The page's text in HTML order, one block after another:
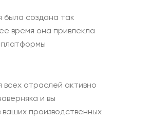
была создана так
время она привлекла
платформы
отраслей активно
и вы
производственных